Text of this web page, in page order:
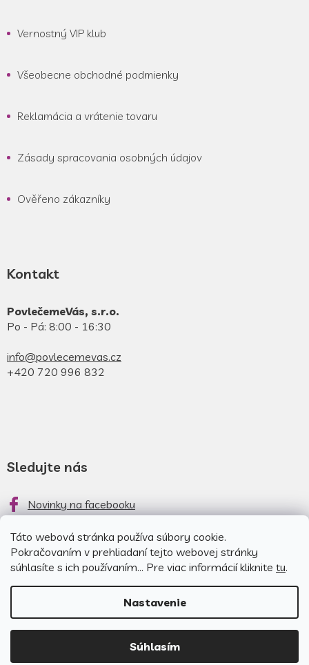
Táto webová stránka používa súbory cookie.
Pokračovaním v prehliadaní tejto webovej stránky
súhlasíte s ich používaním... Pre viac informácií kliknite tu.
Nastavenie
Súhlasím
Vernostný VIP klub
Všeobecne obchodné podmienky
Reklamácia a vrátenie tovaru
Zásady spracovania osobných údajov
Ověřeno zákazníky
Kontakt
PovlečemeVás, s.r.o.
Po - Pá: 8:00 - 16:30
info@povlecemevas.cz
+420 720 996 832
Sledujte nás
Novinky na facebooku
Novinky na instagrame
Nakódoval
Bežíme naShoptet
Obliečky pre
Vás. Všetky práva vyhradené.